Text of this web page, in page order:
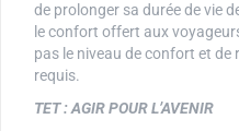
de prolonger sa durée de vie
le confort offert aux
pas le niveau de confort et
requis.
TET : AGIR POUR L’AVENIR